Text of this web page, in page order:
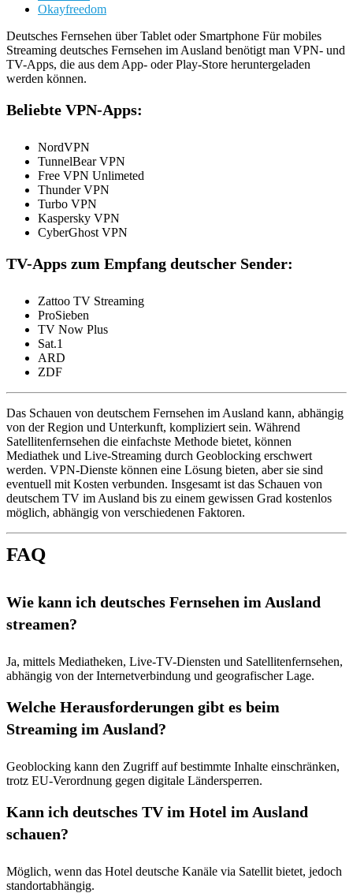
Okayfreedom
Deutsches Fernsehen über Tablet oder Smartphone Für mobiles
Streaming deutsches Fernsehen im Ausland benötigt man VPN- und
TV-Apps, die aus dem App- oder Play-Store heruntergeladen
werden können.
Beliebte VPN-Apps:
NordVPN
TunnelBear VPN
Free VPN Unlimeted
Thunder VPN
Turbo VPN
Kaspersky VPN
CyberGhost VPN
TV-Apps zum Empfang deutscher Sender:
Zattoo TV Streaming
ProSieben
TV Now Plus
Sat.1
ARD
ZDF
Das Schauen von deutschem Fernsehen im Ausland kann, abhängig
von der Region und Unterkunft, kompliziert sein. Während
Satellitenfernsehen die einfachste Methode bietet, können
Mediathek und Live-Streaming durch Geoblocking erschwert
werden. VPN-Dienste können eine Lösung bieten, aber sie sind
eventuell mit Kosten verbunden. Insgesamt ist das Schauen von
deutschem TV im Ausland bis zu einem gewissen Grad kostenlos
möglich, abhängig von verschiedenen Faktoren.
FAQ
Wie kann ich deutsches Fernsehen im Ausland
streamen?
Ja, mittels Mediatheken, Live-TV-Diensten und Satellitenfernsehen,
abhängig von der Internetverbindung und geografischer Lage.
Welche Herausforderungen gibt es beim
Streaming im Ausland?
Geoblocking kann den Zugriff auf bestimmte Inhalte einschränken,
trotz EU-Verordnung gegen digitale Ländersperren.
Kann ich deutsches TV im Hotel im Ausland
schauen?
Möglich, wenn das Hotel deutsche Kanäle via Satellit bietet, jedoch
standortabhängig.